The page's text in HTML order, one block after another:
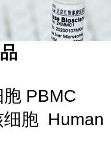
PBMC
细胞 Human